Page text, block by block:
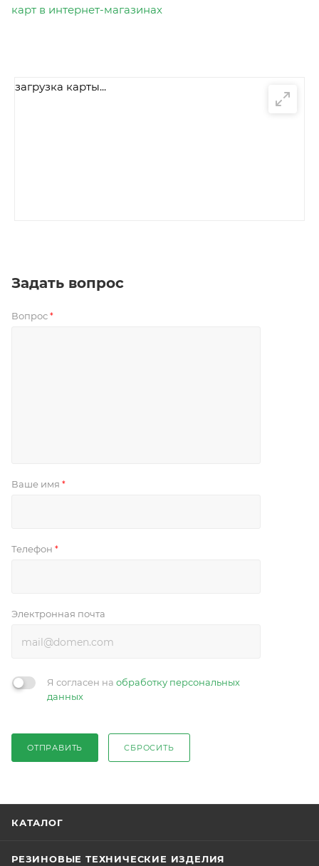
карт в интернет-магазинах
загрузка карты...
Задать вопрос
Вопрос *
Ваше имя *
Телефон *
Электронная почта
Я согласен на обработку персональных
данных
ОТПРАВИТЬ СБРОСИТЬ
КАТАЛОГ
РЕЗИНОВЫЕ ТЕХНИЧЕСКИЕ ИЗДЕЛИЯ